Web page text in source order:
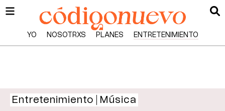
YO NOSOTRXS PLANES ENTRETENIMIENTO
Entretenimiento Música